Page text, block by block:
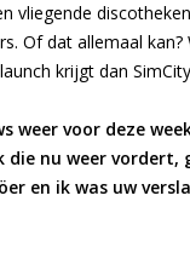
vliegende
Of dat allemaal
krijgt dan
weer voor deze
die nu weer
en ik was uw